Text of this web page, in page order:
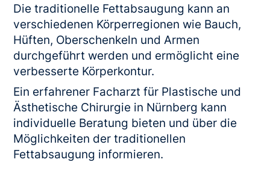
Die traditionelle Fettabsaugung kann an
verschiedenen Körperregionen wie Bauch,
Hüften, Oberschenkeln und Armen
durchgeführt werden und ermöglicht eine
verbesserte Körperkontur.
Ein erfahrener Facharzt für Plastische und
Ästhetische Chirurgie in Nürnberg kann
individuelle Beratung bieten und über die
Möglichkeiten der traditionellen
Fettabsaugung informieren.